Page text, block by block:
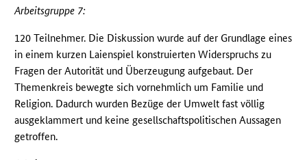
Arbeitsgruppe 7:
120 Teilnehmer. Die Diskussion wurde auf der Grundlage eines
in einem kurzen Laienspiel konstruierten Widerspruchs zu
Fragen der Autorität und Überzeugung aufgebaut. Der
Themenkreis bewegte sich vornehmlich um Familie und
Religion. Dadurch wurden Bezüge der Umwelt fast völlig
ausgeklammert und keine gesellschaftspolitischen Aussagen
getroffen.